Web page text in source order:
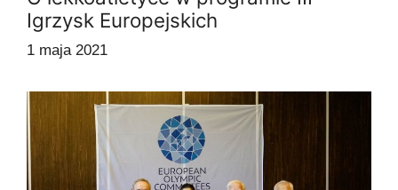
Igrzysk Europejskich
1 maja 2021